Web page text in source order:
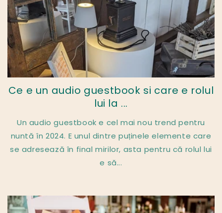
Ce e un audio guestbook si care e rolul
lui la ...
Un audio guestbook e cel mai nou trend pentru
nuntă în 2024. E unul dintre puținele elemente care
se adresează în final mirilor, asta pentru că rolul lui
e să...